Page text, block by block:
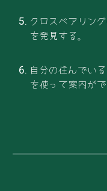
クロスベアリン
を発見する。
自分の住んでい
を使って案内がで